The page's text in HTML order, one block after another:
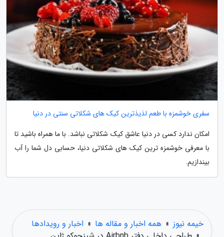
سفری خوشمزه با طعم لذیذترین کیک های شکلاتی سنتی در دنیا
امکان ندارد کسی در دنیا عاشق کیک شکلاتی نباشد. با ما همراه باشید تا
با معرفی خوشمزه ترین کیک های شکلاتی دنیا، حسابی دل شما را آب
بیندازیم.
خیمه نیوز » همه اخبار و مقاله ها » اخبار و رویدادها